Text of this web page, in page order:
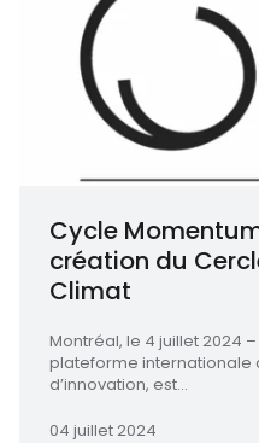
Cycle
création du
Climat
Montréal, le 4 juillet 2024
plateforme internationale
d’innovation, est...
04 juillet 2024